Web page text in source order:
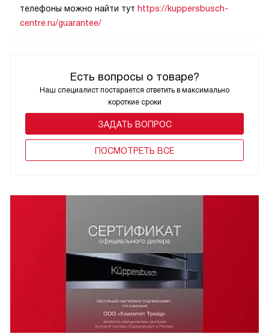
Есть вопросы о товаре?
Наш специалист постарается ответить в максимально
короткие сроки
ЗАДАТЬ ВОПРОС
ПОCМОТРЕТЬ ВСЕ
телефоны можно найти тут https://kuppersbusch-
centre.ru/guarantee/